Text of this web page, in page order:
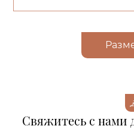
Свяжитесь с нами